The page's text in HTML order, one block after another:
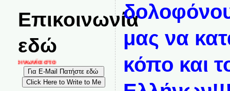
Επικοινωνία
εδώ
στο
μας να
κόπο και